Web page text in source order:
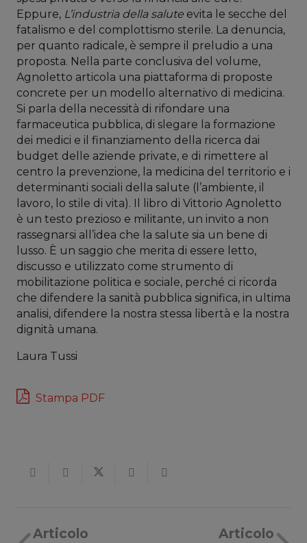
Eppure, L’industria della salute evita le secche del
fatalismo e del complottismo sterile. La denuncia,
per quanto radicale, è sempre il preludio a una
proposta. Nella parte conclusiva del volume,
Agnoletto articola una piattaforma di proposte
concrete per un modello alternativo di medicina.
Si parla della necessità di rifondare una
farmaceutica pubblica, di slegare la formazione
dei medici e il finanziamento della ricerca dai
budget delle aziende private, e di rimettere al
centro la prevenzione, la medicina del territorio e i
determinanti sociali della salute (l’ambiente, il
lavoro, lo stile di vita). Il libro di Vittorio Agnoletto
è un testo prezioso e militante, un invito a non
rassegnarsi all’idea che la salute sia un bene di
lusso. È un saggio che merita di essere letto,
discusso e utilizzato come strumento di
mobilitazione politica e sociale, perché ci ricorda
che difendere la sanità pubblica significa, in ultima
analisi, difendere la nostra stessa libertà e la nostra
dignità umana.
Laura Tussi
Stampa PDF
Articolo
Articolo